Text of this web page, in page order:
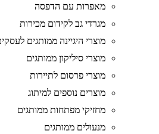
מאפרות עם הדפסה
מגרדי גב לקידום מכירות
מוצרי היגיינה ממותגים לעסקים
מוצרי סיליקון ממותגים
מוצרי פרסום לתיירות
מוצרים נוספים למיתוג
מחזיקי מפתחות ממותגים
מנעולים ממותגים